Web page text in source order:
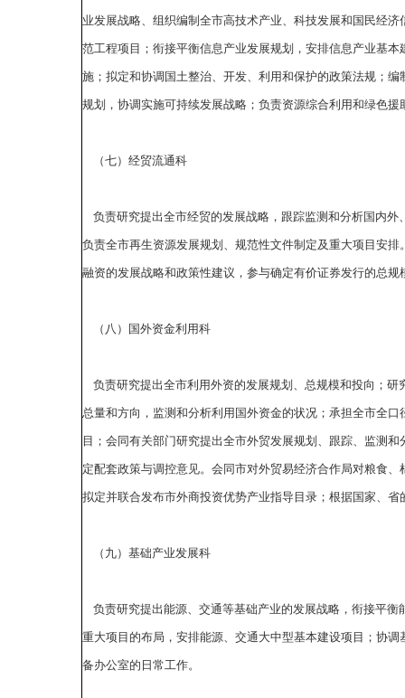
业发展战略、组织编制全市高技术产业、科技发展和国民经
范工程项目；衔接平衡信息产业发展规划，安排信息产业基
施；拟定和协调国土整治、开发、利用和保护的政策法规；
规划，协调实施可持续发展战略；负责资源综合利用和绿色
（七）经贸流通科
负责研究提出全市经贸的发展战略，跟踪监测和分析国内
负责全市再生资源发展规划、规范性文件制定及重大项目安
融资的发展战略和政策性建议，参与确定有价证券发行的总
（八）国外资金利用科
负责研究提出全市利用外资的发展规划、总规模和投向；
总量和方向，监测和分析利用国外资金的状况；承担全市全
目；会同有关部门研究提出全市外贸发展规划、跟踪、监测
定配套政策与调控意见。会同市对外贸易经济合作局对粮食
拟定并联合发布市外商投资优势产业指导目录；根据国家、
（九）基础产业发展科
负责研究提出能源、交通等基础产业的发展战略，衔接平
重大项目的布局，安排能源、交通大中型基本建设项目；协
备办公室的日常工作。